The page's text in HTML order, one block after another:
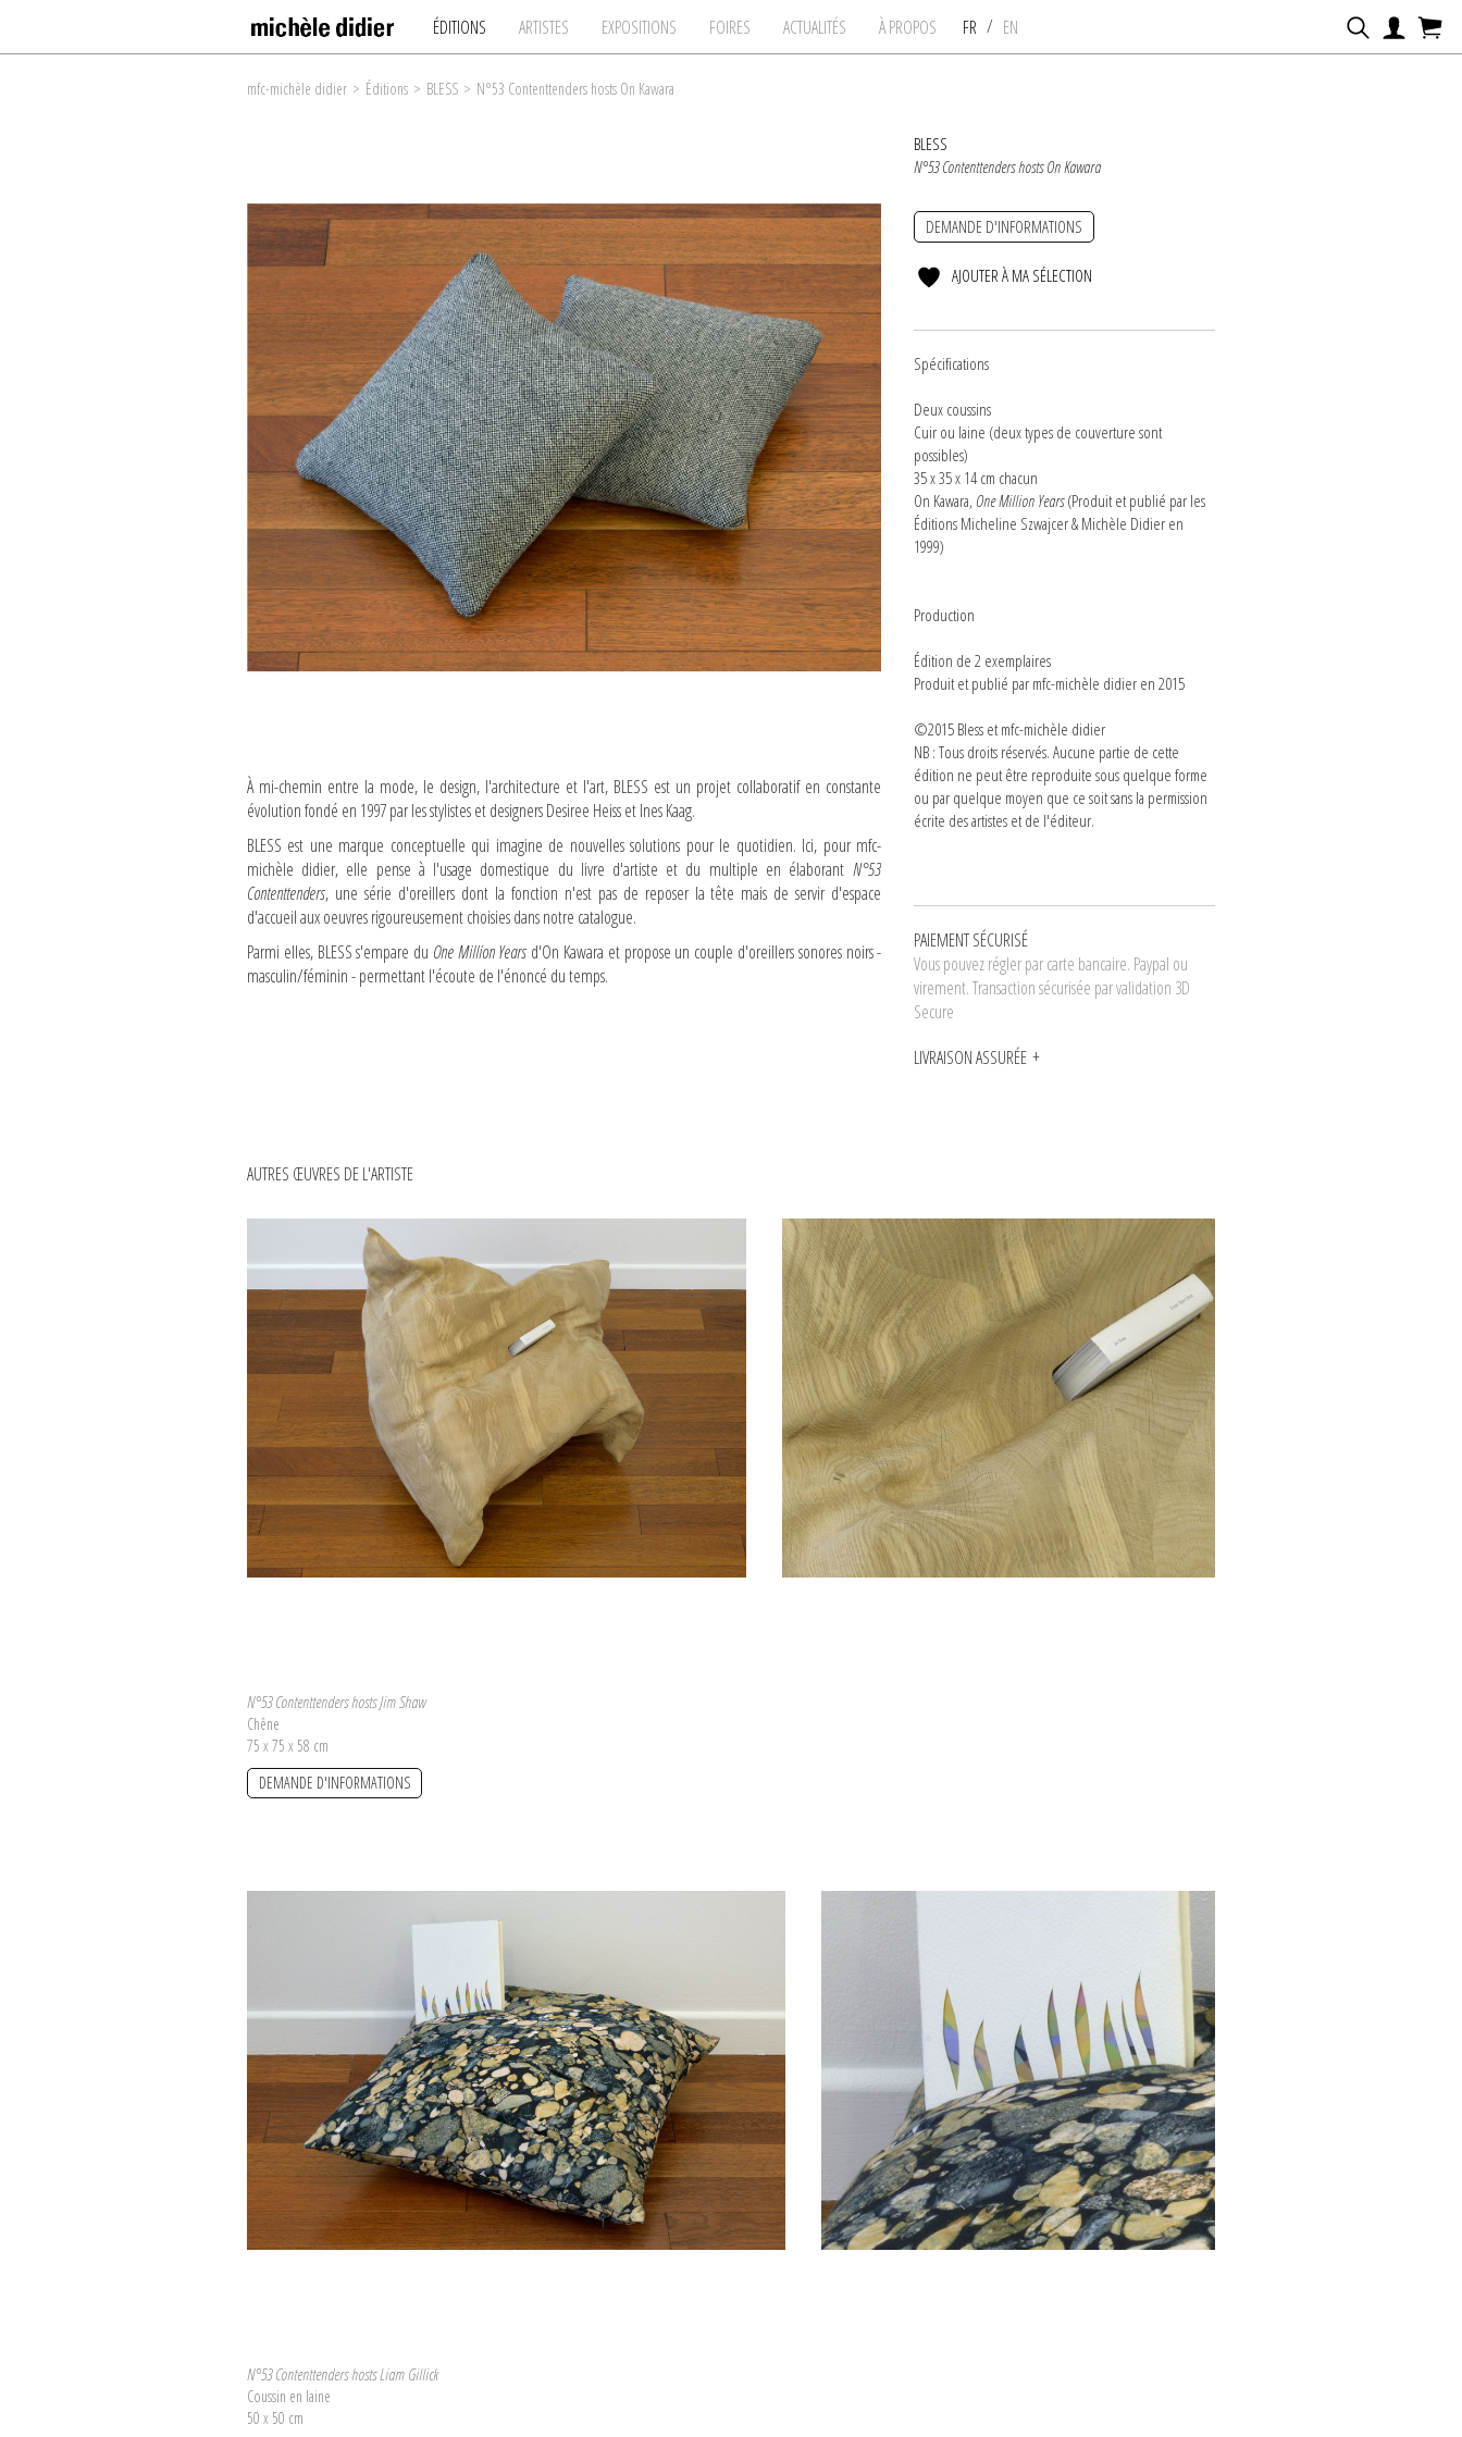
ÉDITIONS ARTISTES EXPOSITIONS FOIRES ACTUALITÉS À PROPOS FR / EN
mfc-michèle didier > Éditions > BLESS > N°53 Contenttenders hosts On Kawara
À mi-chemin entre la mode, le design, l'architecture et l'art, BLESS est un projet collaboratif en constante
évolution fondé en 1997 par les stylistes et designers Desiree Heiss et Ines Kaag.
BLESS est une marque conceptuelle qui imagine de nouvelles solutions pour le quotidien. Ici, pour mfc-
michèle didier, elle pense à l'usage domestique du livre d'artiste et du multiple en élaborantN°53
Contenttenders, une série d'oreillers dont la fonction n'est pas de reposer la tête mais de servir d'espace
d'accueil aux oeuvres rigoureusement choisies dans notre catalogue.
Parmi elles, BLESS s'empare du One Million Years d'On Kawara et propose un couple d'oreillers sonores noirs -
masculin/féminin - permettant l'écoute de l'énoncé du temps.
BLESS
N°53 Contenttenders hosts On Kawara
DEMANDE D'INFORMATIONS
AJOUTER À MA SÉLECTION
Spécifications
Deux coussins
Cuir ou laine (deux types de couverture sont
possibles)
35 x 35 x 14 cm chacun
On Kawara, One Million Years(Produit et publié par les
Éditions Micheline Szwajcer & Michèle Didier en
1999)
Production
Édition de 2 exemplaires
Produit et publié par mfc-michèle didier en 2015
©2015 Bless et mfc-michèle didier
NB : Tous droits réservés. Aucune partie de cette
édition ne peut être reproduite sous quelque forme
ou par quelque moyen que ce soit sans la permission
écrite des artistes et de l'éditeur.
PAIEMENT SÉCURISÉ
Vous pouvez régler par carte bancaire. Paypal ou
virement. Transaction sécurisée par validation 3D
Secure
LIVRAISON ASSURÉE
AUTRES ŒUVRES DE L'ARTISTE
N°53 Contenttenders hosts Jim Shaw
Chêne
75 x 75 x 58 cm
DEMANDE D'INFORMATIONS
N°53 Contenttenders hosts Liam Gillick
Coussin en laine
50 x 50 cm